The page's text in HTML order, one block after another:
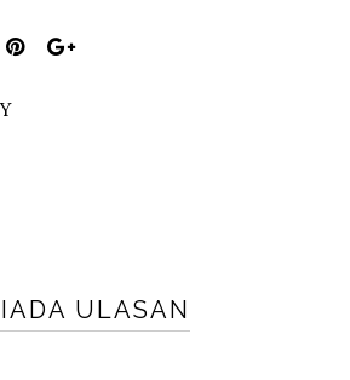
ULASAN